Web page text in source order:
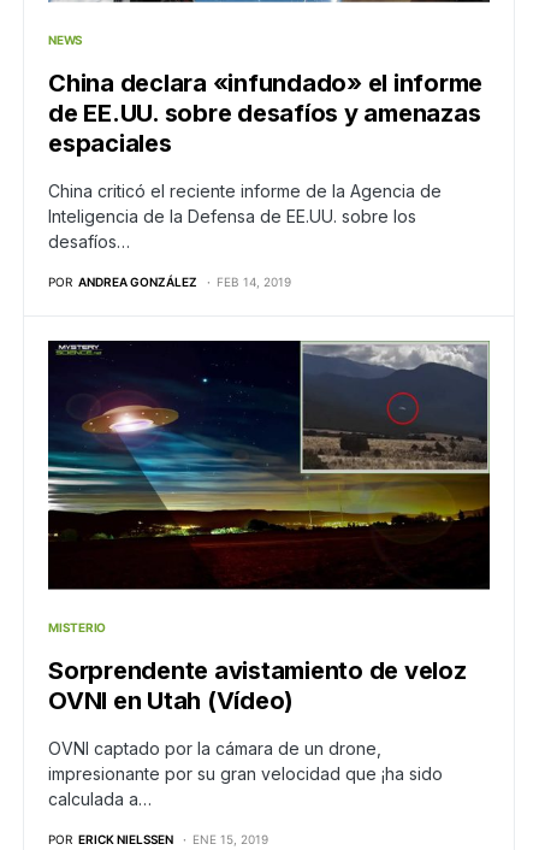
NEWS
China declara «infundado» el informe
de EE.UU. sobre desafíos y amenazas
espaciales
China criticó el reciente informe de la Agencia de
Inteligencia de la Defensa de EE.UU. sobre los
desafíos…
POR ANDREA GONZÁLEZ FEB 14, 2019
MISTERIO
Sorprendente avistamiento de veloz
OVNI en Utah (Vídeo)
OVNI captado por la cámara de un drone,
impresionante por su gran velocidad que ¡ha sido
calculada a…
POR ERICK NIELSSEN ENE 15, 2019